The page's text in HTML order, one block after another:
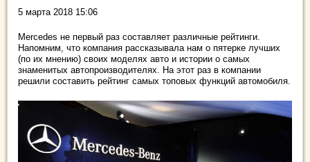
5 марта 2018 15:06
Mercedes не первый раз составляет различные рейтинги.
Напомним, что компания рассказывала нам о пятерке лучших
(по их мнению) своих моделях авто и истории о самых
знаменитых автопроизводителях. На этот раз в компании
решили составить рейтинг самых топовых функций автомобиля.